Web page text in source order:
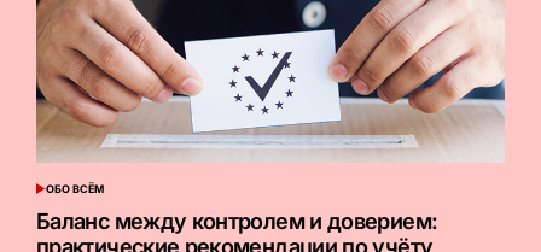
ОПУБЛИКОВАНО
В
ОБО ВСЁМ
Баланс между контролем и доверием: